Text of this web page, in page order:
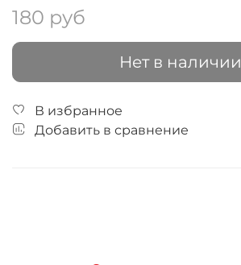
180 руб
Нет в наличии
В избранное
Добавить в сравнение